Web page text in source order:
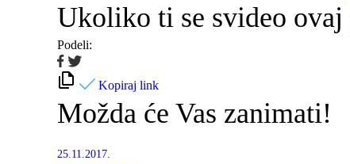
Ukoliko ti se svideo ovaj
Podeli:
Kopiraj link
Možda će Vas zanimati!
25.11.2017.